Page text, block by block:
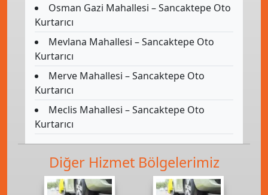
Osman Gazi Mahallesi – Sancaktepe Oto
Kurtarıcı
Mevlana Mahallesi – Sancaktepe Oto
Kurtarıcı
Merve Mahallesi – Sancaktepe Oto
Kurtarıcı
Meclis Mahallesi – Sancaktepe Oto
Kurtarıcı
Diğer Hizmet Bölgelerimiz